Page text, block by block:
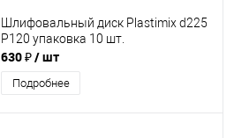
Шлифовальный диск Plastimix d225
P120 упаковка 10 шт.
630 ₽/ шт
Подробнее